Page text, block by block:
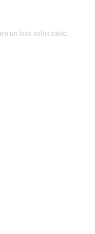
un look sofisticado.